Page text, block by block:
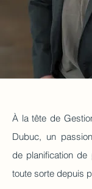
À la tête de
Dubuc, un
de planification de
toute sorte depuis